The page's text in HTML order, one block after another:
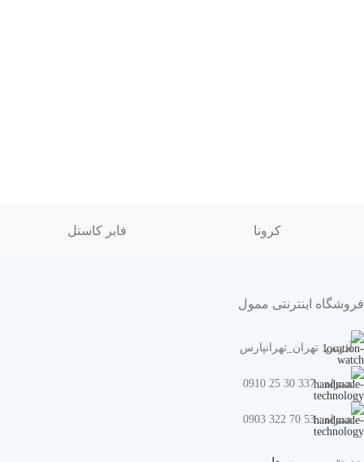
کرونا فابر کاستل
فروشگاه اینترنتی ممول
آدرس: تهران_تهرانپارس
همراه : 337 30 25 0910
همراه : 53 70 322 0903